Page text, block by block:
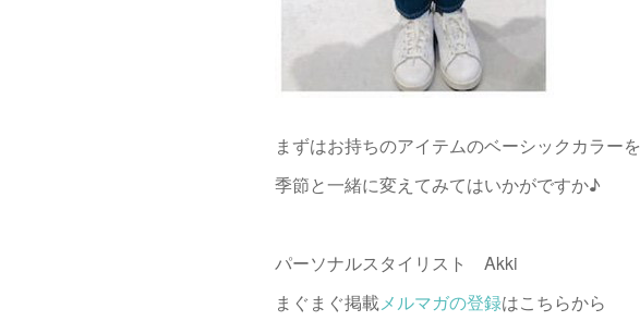
まずはお持ちのアイテムのベーシックカラーを
季節と一緒に変えてみてはいかがですか♪
パーソナルスタイリスト Akki
まぐまぐ掲載メルマガの登録はこちらから